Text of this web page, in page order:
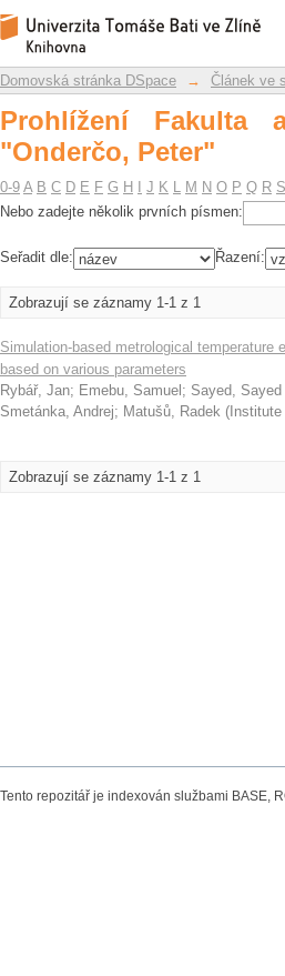
Prohlížení Fakulta
Repozitář DSpace/Manakin
Domovská stránka DSpace → Článek ve
Prohlížení Fakulta
"Onderčo, Peter"
0-9 A B C D E F G H J K L M N O P Q R S
Nebo zadejte několik prvních písmen:
Seřadit dle: Řazení:
Zobrazují se záznamy 1-1 z 1
Simulation-based metrological temperature
based on various parameters
Rybář, Jan; Emebu, Samuel ; Sayed,
Smetánka, Andrej; Matušů, Radek (
Zobrazují se záznamy 1-1 z 1
Tento repozitář je indexován službami BASE,